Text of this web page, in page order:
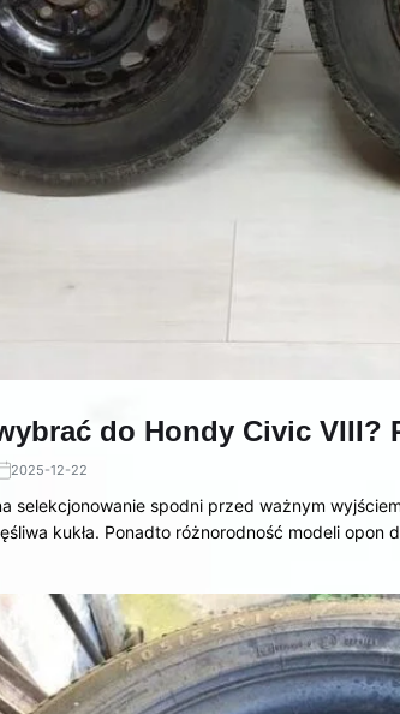
do Hondy Civic VIII?
2025-12-22
selekcjonowanie spodni przed ważnym
kukła. Ponadto różnorodność modeli opon